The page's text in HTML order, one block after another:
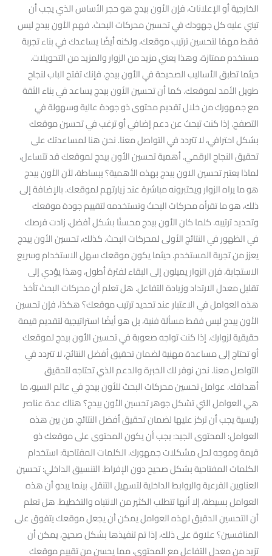
الخارجية أو الإعلانات، فإن الأون بيدج هو حجر الأساس الذي يجب أن
تبني عليه كل جهودك في تحسين محركات البحث. فهم الأون بيدج ليس
فقط مهمًا لتحسين ترتيب موقعك، ولكنه أيضًا يساعدك في بناء تجربة
مستخدم ممتازة، وهذا يعني مزيد من الزوار والمزيد من التحويلات.
حيثما تطبق الأساليب الصحيحة في الأون بيدج، فإنك تفتح الباب لنجاح
طويل الأمد لموقعك. كما أن تحسين الأون بيدج يساعد في بناء الثقة
مع جمهورك من خلال تقديم محتوى ذو جودة عالية وسهولة في
التصفح. إذا كنت تبحث عن دعم إضافي أو ترغب في تحسين موقعك
بشكل احترافي، لا تتردد في التواصل معنا. نحن هنا لمساعدتك على
تحقيق النجاح الرقمي. أهمية تحسين الأون بيدج لموقعك قد تتساءل،
لماذا يعتبر تحسين الاون بيدج بهذه الأهمية؟ ببساطة، لأن الأون بيدج
هو ما يراه الزوار ويختبرونه مباشرة عند زيارتهم لموقعك. بالإضافة إلى
ذلك، هو ما تقرأه محركات البحث وتستخدمه لتقييم جودة موقعك
وتحديد ترتيبه. كلما كان الأون بيدج محسنًا بشكل أفضل، زادت فرصك
في الظهور في النتائج الأولى لمحركات البحث. كذلك، تحسين الأون بيدج
يعزز من تجربة المستخدم. حيثما يكون موقعك سهل الاستخدام وسريع
الاستجابة، فإن الزوار يميلون إلى البقاء لفترة أطول، وهذا يؤدي إلى
تقليل معدل الارتداد وزيادة التفاعل. هل تعلم أن محركات البحث تأخذ
هذه العوامل في الاعتبار عند تحديد ترتيب موقعك؟ هكذا، فإن تحسين
الأون بيدج ليس فقط مسألة فنية، بل هو أيضًا استراتيجية لتقديم قيمة
حقيقية لزوارك. إذا كنت تواجه صعوبة في تحسين الأون بيدج لموقعك
أو تحتاج إلى مساعدة مهنية لضمان تحقيق أفضل النتائج، لا تتردد في
التواصل معنا. نحن نوفر لك الخبرة والدعم الذي تحتاجه لتحقيق
أهدافك. عوامل تحسين محركات البحث للأون بيدج في عالم السيو، ما
هي العوامل التي تشكل جوهر تحسين الأون بيدج؟ هناك عدة عناصر
رئيسية يجب أن تركز عليها لضمان تحقيق أفضل النتائج. من بين هذه
العوامل: المحتوى الجيد: يجب أن يكون المحتوى على موقعك ذو
قيمة وموجه لحل مشكلات جمهورك. الكلمات المفتاحية: استخدام
الكلمات المفتاحية بشكل صحيح دون الإفراط. التنسيق الداخلي: تحسين
العناوين الفرعية والروابط الداخلية لتسهيل التنقل. بينما يبدو أن هذه
العوامل بسيطة، إلا أنها تتطلب الكثير من الانتباه والتخطيط. هل تعلم
أن التحسين الدقيق لهذه العوامل يمكن أن يجعل موقعك يتفوق على
المنافسين؟ علاوة على ذلك، إذا تم تنفيذها بشكل صحيح، يمكن أن
تزيد من معدل التفاعل مع المحتوى، مما يحسن من تقييم موقعك